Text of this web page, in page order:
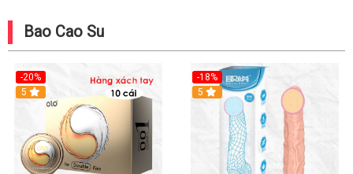
Bao Cao Su
-20%
Hot
5
-18%
5